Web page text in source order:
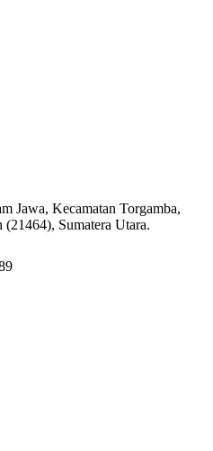
Jawa, Kecamatan Torgamba,
(21464), Sumatera Utara.